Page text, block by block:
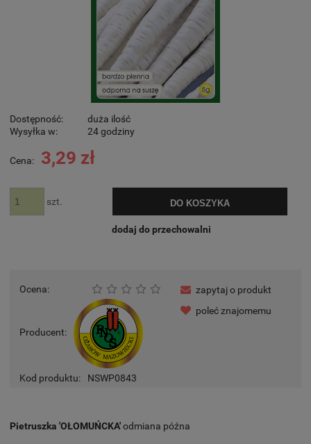
Dostępność:
duża ilość
Wysyłka w:
24 godziny
Cena: 3,29 zł
szt. DO KOSZYKA
dodaj do przechowalni
Ocena:
Producent:
Kod produktu: NSWP0843
zapytaj o produkt
poleć znajomemu
Pietruszka 'OŁOMUŃCKA'odmiana późna